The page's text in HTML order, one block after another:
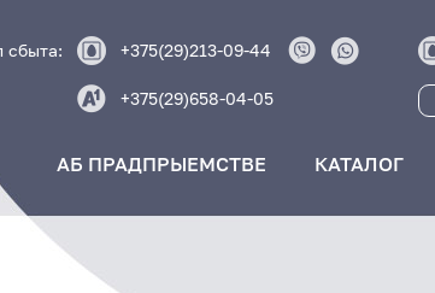
сбыта: +375(29)213-09-44
+375(29)658-04-05
АБ ПРАДПРЫЕМСТВЕ КАТАЛОГ